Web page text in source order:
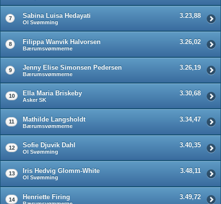
7 Sabina Luisa Hedayati
OI Svømming
3.23,88
8 Filippa Wanvik Halvorsen
Bærumsvømmerne
3.26,02
9 Jenny Elise Simonsen Pedersen
Bærumsvømmerne
3.26,19
10 Ella Maria Briskeby
Asker SK
3.30,68
11 Mathilde Langsholdt
Bærumsvømmerne
3.34,47
12 Sofie Djuvik Dahl
OI Svømming
3.40,35
13 Iris Hedvig Glomm-White
OI Svømming
3.48,11
14 Henriette Firing 3.49,72